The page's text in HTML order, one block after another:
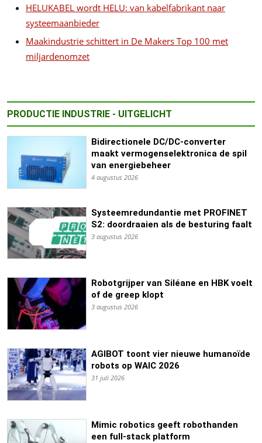
HELUKABEL wordt HELU: van kabelfabrikant naar
systeemaanbieder
Maakindustrie schittert in De Makers Top 100 met
miljardenomzet
PRODUCTIE INDUSTRIE - UITGELICHT
Bidirectionele DC/DC-converter
maakt vermogenselektronica de spil
van energiebeheer
4 augustus 2026
Systeemredundantie met PROFINET
S2: doordraaien als de besturing faalt
3 augustus 2026
Robotgrijper van Siléane en HBK voelt
of de greep klopt
3 augustus 2026
AGIBOT toont vier nieuwe humanoïde
robots op WAIC 2026
31 juli 2026
Mimic robotics geeft robothanden
een full-stack platform